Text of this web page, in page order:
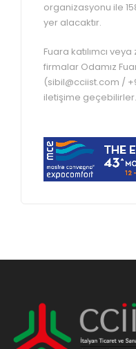
organizasyonu ile
yer alacaktır.
Fuara katılımcı
firmalar Odamız
(sibil@cciist.com /
iletişime geçebilirler.